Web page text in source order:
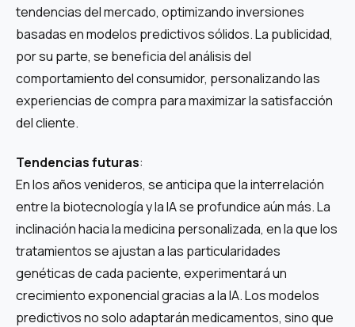
tendencias del mercado, optimizando inversiones
basadas en modelos predictivos sólidos. La publicidad,
por su parte, se beneficia del análisis del
comportamiento del consumidor, personalizando las
experiencias de compra para maximizar la satisfacción
del cliente.
Tendencias futuras:
En los años venideros, se anticipa que la interrelación
entre la biotecnología y la IA se profundice aún más. La
inclinación hacia la medicina personalizada, en la que los
tratamientos se ajustan a las particularidades
genéticas de cada paciente, experimentará un
crecimiento exponencial gracias a la IA. Los modelos
predictivos no solo adaptarán medicamentos, sino que